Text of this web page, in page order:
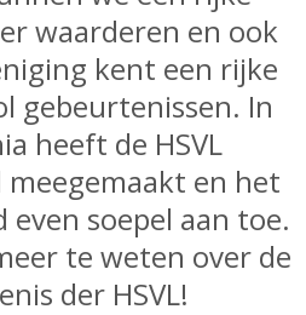
waarderen en ook
kent een rijke
gebeurtenissen. In
heeft de HSVL
en het
soepel aan toe.
te weten over de
der HSVL!